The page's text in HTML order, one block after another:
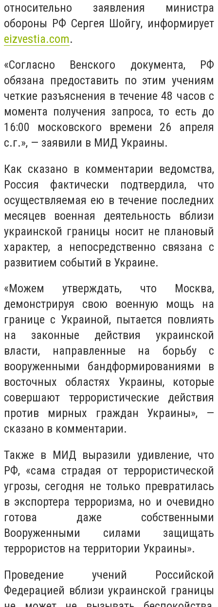
относительно заявления министра
обороны РФ Сергея Шойгу, информирует
еizvestia.com.
«Согласно Венского документа, РФ
обязана предоставить по этим учениям
четкие разъяснения в течение 48 часов с
момента получения запроса, то есть до
16:00 московского времени 26 апреля
с.г.», — заявили в МИД Украины.
Как сказано в комментарии ведомства,
Россия фактически подтвердила, что
осуществляемая ею в течение последних
месяцев военная деятельность вблизи
украинской границы носит не плановый
характер, а непосредственно связана с
развитием событий в Украине.
«Можем утверждать, что Москва,
демонстрируя свою военную мощь на
границе с Украиной, пытается повлиять
на законные действия украинской
власти, направленные на борьбу с
вооруженными бандформированиями в
восточных областях Украины, которые
совершают террористические действия
против мирных граждан Украины», —
сказано в комментарии.
Также в МИД выразили удивление, что
РФ, «сама страдая от террористической
угрозы, сегодня не только превратилась
в экспортера терроризма, но и очевидно
готова даже собственными
Вооруженными силами защищать
террористов на территории Украины».
Проведение учений Российской
Федерацией вблизи украинской границы